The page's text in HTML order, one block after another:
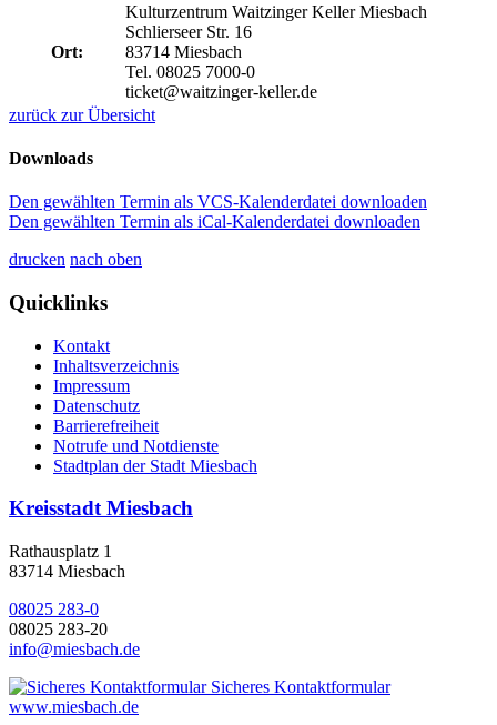
Ort:
Kulturzentrum Waitzinger Keller Miesbach
Schlierseer Str. 16
83714 Miesbach
Tel. 08025 7000-0
ticket@waitzinger-keller.de
zurück zur Übersicht
Downloads
Den gewählten Termin als VCS-Kalenderdatei downloaden
Den gewählten Termin als iCal-Kalenderdatei downloaden
drucken nach oben
Quicklinks
Kontakt
Inhaltsverzeichnis
Impressum
Datenschutz
Barrierefreiheit
Notrufe und Notdienste
Stadtplan der Stadt Miesbach
Kreisstadt Miesbach
Rathausplatz 1
83714 Miesbach
08025 283-0
08025 283-20
info@miesbach.de
Sicheres Kontaktformular
www.miesbach.de